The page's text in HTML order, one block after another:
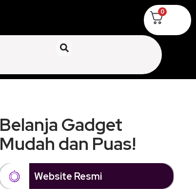
0
Belanja Gadget
Mudah dan Puas!
Website Resmi